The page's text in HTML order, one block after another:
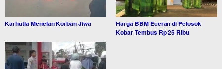
Karhutla Menelan Korban Jiwa
Harga BBM Eceran di Pelosok
Kobar Tembus Rp 25 Ribu